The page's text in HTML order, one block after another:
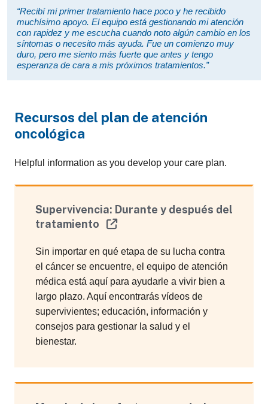
“Recibí mi primer tratamiento hace poco y he recibido
muchísimo apoyo. El equipo está gestionando mi atención
con rapidez y me escucha cuando noto algún cambio en los
síntomas o necesito más ayuda. Fue un comienzo muy
duro, pero me siento más fuerte que antes y tengo
esperanza de cara a mis próximos tratamientos.”
Recursos del plan de atención
oncológica
Helpful information as you develop your care plan.
Supervivencia: Durante y después del
tratamiento
Sin importar en qué etapa de su lucha contra
el cáncer se encuentre, el equipo de atención
médica está aquí para ayudarle a vivir bien a
largo plazo. Aquí encontrarás vídeos de
supervivientes; educación, información y
consejos para gestionar la salud y el
bienestar.